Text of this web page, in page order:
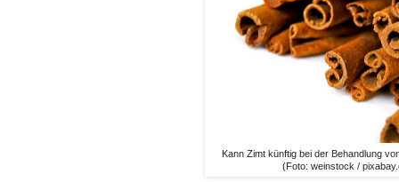
Kann Zimt künftig bei der Behandlung
(Foto: weinstock /